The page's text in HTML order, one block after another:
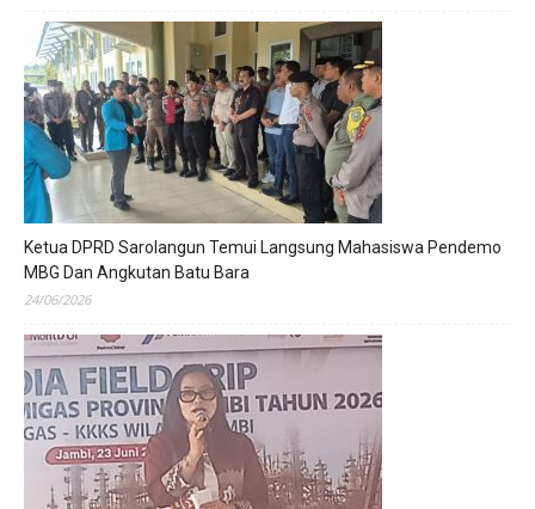
Ketua DPRD Sarolangun Temui Langsung Mahasiswa Pendemo
MBG Dan Angkutan Batu Bara
24/06/2026